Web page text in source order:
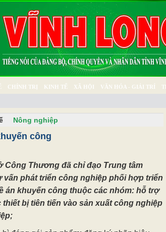
CHÍNH TRỊ KINH TẾ XÃ HỘI VĂN HÓA - GIẢI TRÍ
Nông nghiệp
công
Công Thương đã chỉ đạo Trung tâm
vấn phát triển công nghiệp phối hợp triển
án khuyến công thuộc các nhóm: hỗ trợ
bị tiên tiến vào sản xuất công nghiệp